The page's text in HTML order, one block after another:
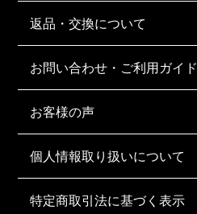
返品・交換について
お問い合わせ・ご利用ガイド
お客様の声
個人情報取り扱いについて
特定商取引法に基づく表示